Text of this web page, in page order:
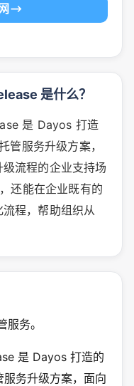
是什么？
是 Dayos 打造
管服务升级方案，
流程的企业支持场
还能在企业既有的
程，帮助组织从
务。
是 Dayos 打造的
务升级方案，面向